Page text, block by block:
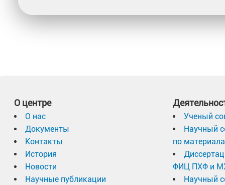
О центре
О нас
Документы
Контакты
История
Новости
Научные публикации
Ученый
Научный
по
ФИЦ ПХФ и
Научный